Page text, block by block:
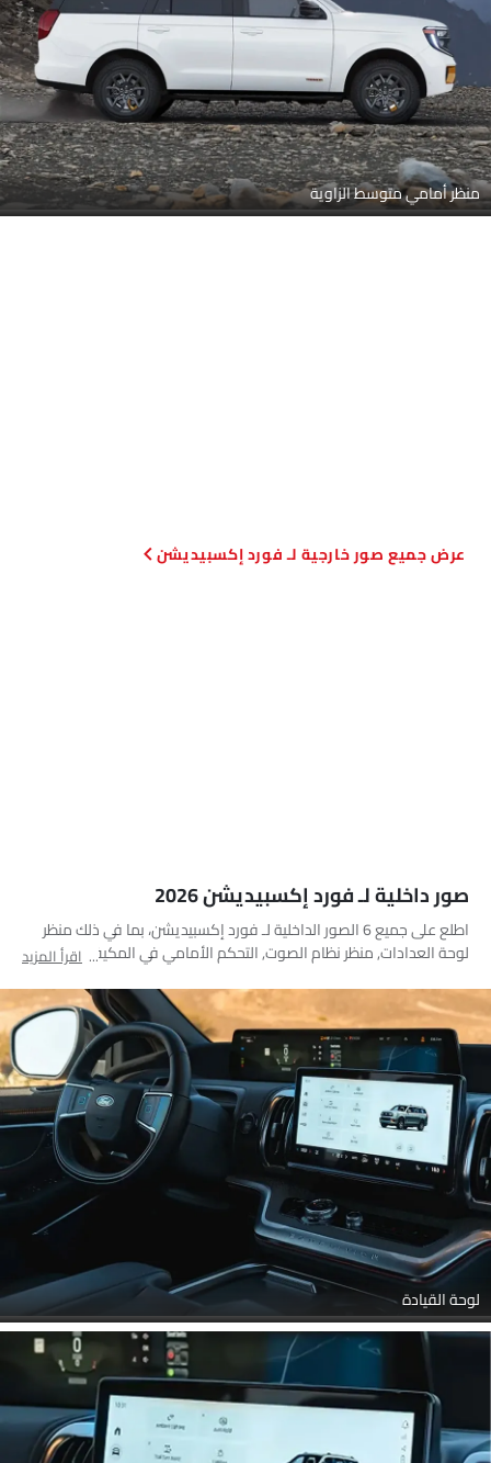
منظر أمامي متوسط الزاوية
صور خارجية لـ فورد إكسبيديشن
صور داخلية لـ فورد إكسبيديشن 2026
اطلع على جميع 6 الصور الداخلية لـ فورد إكسبيديشن، بما في ذلك منظر
لوحة العدادات, منظر نظام الصوت, التحكم الأمامي في المكيف, عجلةاقرأ المزيد
لوحة القيادة